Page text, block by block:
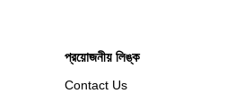
প্রয়োজনীয় লিঙ্ক
Contact Us